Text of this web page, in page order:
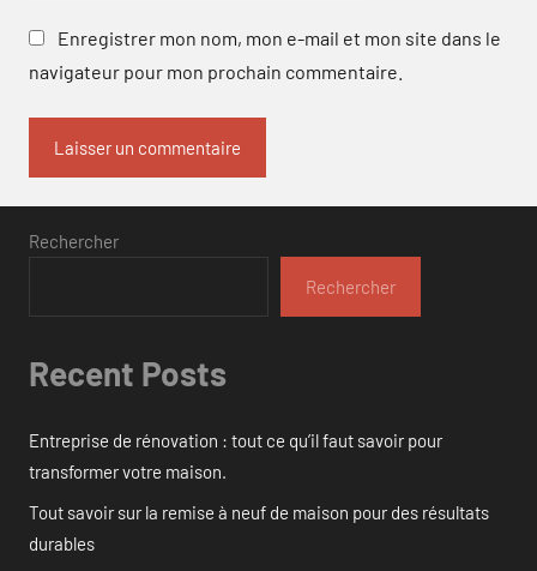
Enregistrer mon nom, mon e-mail et mon site dans le
navigateur pour mon prochain commentaire.
Rechercher
Rechercher
Recent Posts
Entreprise de rénovation : tout ce qu’il faut savoir pour
transformer votre maison.
Tout savoir sur la remise à neuf de maison pour des résultats
durables